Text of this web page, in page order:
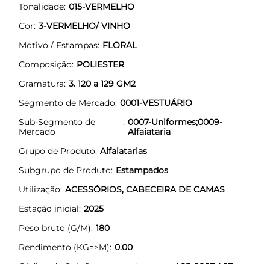
Tonalidade 015-VERMELHO
Cor 3-VERMELHO/ VINHO
Motivo / Estampas FLORAL
Composição POLIESTER
Gramatura 3. 120 a 129 GM2
Segmento de Mercado 0001-VESTUÁRIO
Sub-Segmento de
Mercado
0007-Uniformes;0009-
Alfaiataria
Grupo de Produto Alfaiatarias
Subgrupo de Produto Estampados
Utilização ACESSÓRIOS, CABECEIRA DE CAMAS
Estação inicial 2025
Peso bruto (G/M) 180
Rendimento (KG=>M) 0.00